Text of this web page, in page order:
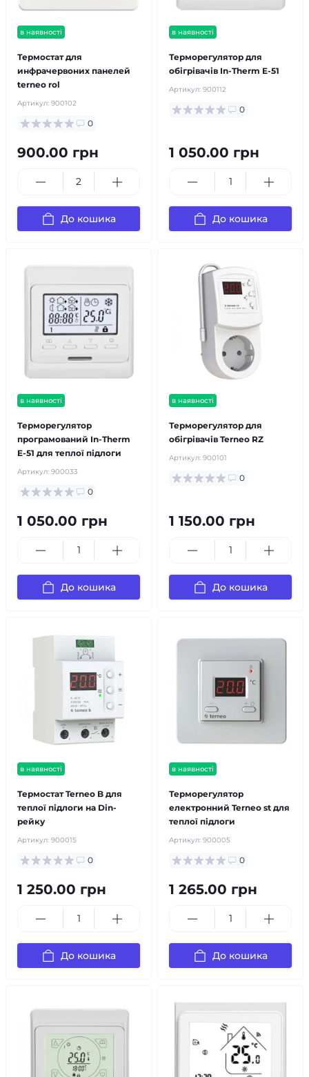
в наявності
Термостат для
инфрачервоних панелей
terneo rol
Артикул: 900102
0
900.00 грн
До кошика
в наявності
Терморегулятор для
обігрівачів In-Therm E-51
Артикул: 900112
0
1 050.00 грн
До кошика
в наявності
Терморегулятор
програмований In-Therm
E-51 для теплої підлоги
Артикул: 900033
0
1 050.00 грн
До кошика
в наявності
Терморегулятор для
обігрівачів Terneo RZ
Артикул: 900101
0
1 150.00 грн
До кошика
в наявності
Термостат Terneo B для
теплої підлоги на Din-
рейку
Артикул: 900015
0
1 250.00 грн
До кошика
в наявності
Терморегулятор
електронний Terneo st для
теплої підлоги
Артикул: 900005
0
1 265.00 грн
До кошика